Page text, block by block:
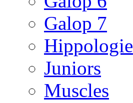
Galop 7
Hippologie
Juniors
Muscles